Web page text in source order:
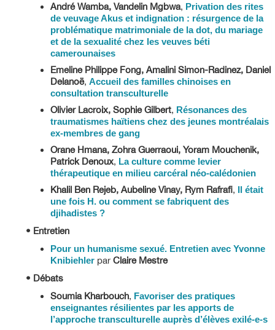
André Wamba, Vandelin Mgbwa, Privation des rites
de veuvage Akus et indignation : résurgence de la
problématique matrimoniale de la dot, du mariage
et de la sexualité chez les veuves béti
camerounaises
Emeline Philippe Fong, Amalini Simon-Radinez, Daniel
Delanoë, Accueil des familles chinoises en
consultation transculturelle
Olivier Lacroix, Sophie Gilbert, Résonances des
traumatismes haïtiens chez des jeunes montréalais
ex-membres de gang
Orane Hmana, Zohra Guerraoui, Yoram Mouchenik,
Patrick Denoux, La culture comme levier
thérapeutique en milieu carcéral néo-calédonien
Khalil Ben Rejeb, Aubeline Vinay, Rym Rafrafi, Il était
une fois H. ou comment se fabriquent des
djihadistes ?
• Entretien
Pour un humanisme sexué. Entretien avec Yvonne
Knibiehler par Claire Mestre
• Débats
Soumia Kharbouch, Favoriser des pratiques
enseignantes résilientes par les apports de
l’approche transculturelle auprès d’élèves exilé-e-s